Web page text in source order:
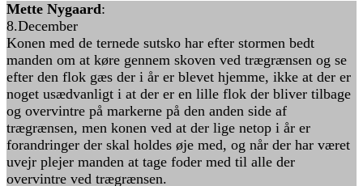
Mette Nygaard:
8.December
Konen med de ternede sutsko har efter stormen bedt
manden om at køre gennem skoven ved trægrænsen og se
efter den flok gæs der i år er blevet hjemme, ikke at der er
noget usædvanligt i at der er en lille flok der bliver tilbage
og overvintre på markerne på den anden side af
trægrænsen, men konen ved at der lige netop i år er
forandringer der skal holdes øje med, og når der har været
uvejr plejer manden at tage foder med til alle der
overvintre ved trægrænsen.